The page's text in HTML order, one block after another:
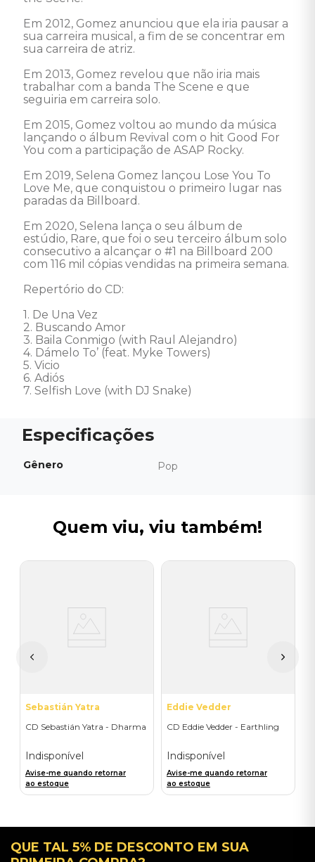
Em 2012, Gomez anunciou que ela iria pausar a
sua carreira musical, a fim de se concentrar em
sua carreira de atriz.
Em 2013, Gomez revelou que não iria mais
trabalhar com a banda The Scene e que
seguiria em carreira solo.
Em 2015, Gomez voltou ao mundo da música
lançando o álbum Revival com o hit Good For
You com a participação de ASAP Rocky.
Em 2019, Selena Gomez lançou Lose You To
Love Me, que conquistou o primeiro lugar nas
paradas da Billboard.
Em 2020, Selena lança o seu álbum de
estúdio, Rare, que foi o seu terceiro álbum solo
consecutivo a alcançar o #1 na Billboard 200
com 116 mil cópias vendidas na primeira semana.
Repertório do CD:
1. De Una Vez
2. Buscando Amor
3. Baila Conmigo (with Raul Alejandro)
4. Dámelo To’ (feat. Myke Towers)
5. Vicio
6. Adiós
7. Selfish Love (with DJ Snake)
Gênero Pop
Quem viu, viu também!
Sebastián Yatra
CD Sebastián Yatra - Dharma
Indisponível
Avise-me quando retornar
ao estoque
Eddie Vedder
CD Eddie Vedder - Earthling
Indisponível
Avise-me quando retornar
ao estoque
QUE TAL 5% DE DESCONTO EM SUA